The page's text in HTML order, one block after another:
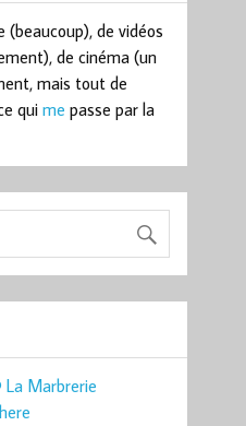
(beaucoup), de vidéos
de cinéma (un
mais tout de
quime passe par la
La Marbrerie